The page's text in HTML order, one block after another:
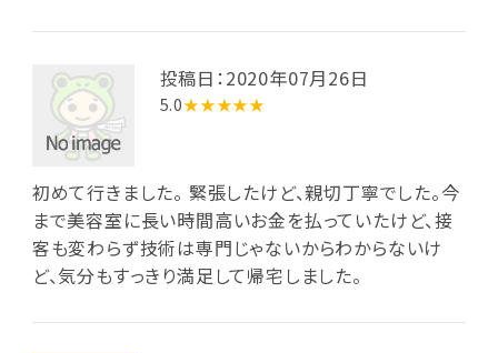
投稿日：2020年07月26日
5.0★★★★★
初めて行きました。 緊張したけど、親切丁寧でした。今
まで美容室に長い時間高いお金を払っていたけど、接
客も変わらず技術は専門じゃないからわからないけ
ど、気分もすっきり満足して帰宅しました。